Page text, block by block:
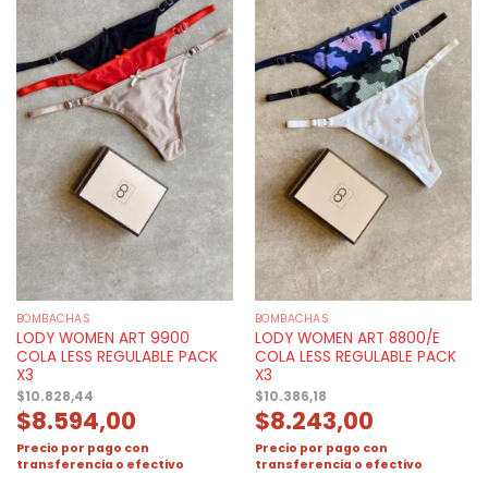
BOMBACHAS
LODY WOMEN ART 9900
COLA LESS REGULABLE PACK
X3
$10.828,44
$8.594,00
Precio por pago con
transferencia o efectivo
BOMBACHAS
LODY WOMEN ART 8800/E
COLA LESS REGULABLE PACK
X3
$10.386,18
$8.243,00
Precio por pago con
transferencia o efectivo